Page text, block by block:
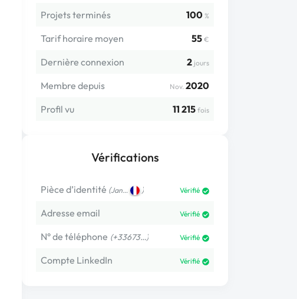
Projets terminés 100 %
Tarif horaire moyen 55 €
Dernière connexion 2 jours
Membre depuis Nov. 2020
Profil vu
11 215 fois
Vérifications
Pièce d’identité (Jan… ) Vérifié
Adresse email Vérifié
N° de téléphone (+33673…) Vérifié
Compte LinkedIn Vérifié